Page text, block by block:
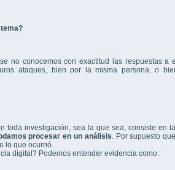
no conocemos con exactitud las respuestas
ataques, bien por la misma persona, o
toda investigación, sea la que sea, consiste en
procesar en un análisis. Por supuesto
lo que ocurrió.
digital? Podemos entender evidencia como: